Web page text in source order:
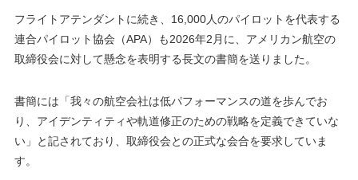
フライトアテンダントに続き、16,000人のパイロットを代表する
連合パイロット協会（APA）も2026年2月に、アメリカン航空の
取締役会に対して懸念を表明する長文の書簡を送りました。
書簡には「我々の航空会社は低パフォーマンスの道を歩んでお
り、アイデンティティや軌道修正のための戦略を定義できていな
い」と記されており、取締役会との正式な会合を要求していま
す。